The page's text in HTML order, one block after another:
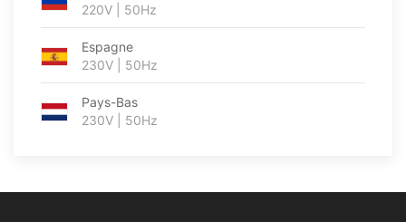
220V | 50Hz
Espagne
230V | 50Hz
Pays-Bas
230V | 50Hz